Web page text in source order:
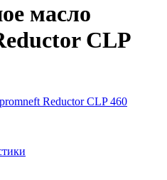
масло
CLP